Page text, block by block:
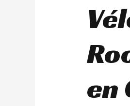
en